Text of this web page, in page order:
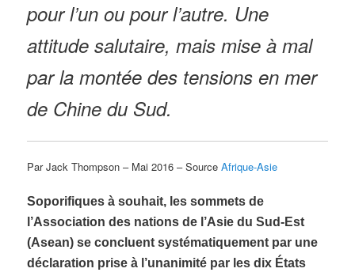
pour l’un ou pour l’autre. Une
attitude salutaire, mais mise à mal
par la montée des tensions en mer
de Chine du Sud.
Par Jack Thompson – Mai 2016 – SourceAfrique-Asie
Soporifiques à souhait, les sommets de
l’Association des nations de l’Asie du Sud-Est
(Asean) se concluent systématiquement par une
déclaration prise à l’unanimité par les dix États